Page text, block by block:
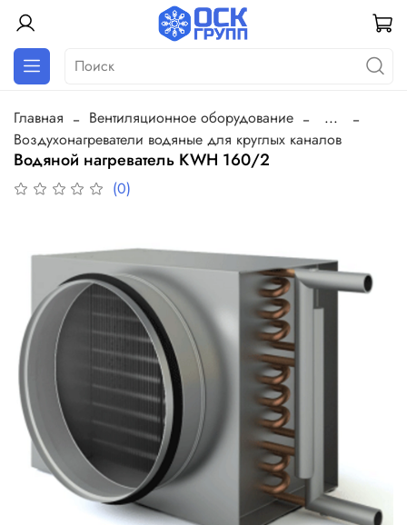
Главная Вентиляционное оборудование
...
Воздухонагреватели водяные для круглых каналов
Водяной нагреватель KWH 160/2
(0)